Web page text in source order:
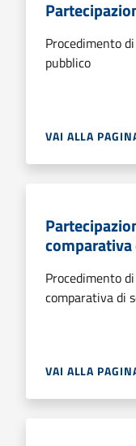
Procedimento
pubblico
VAI ALLA
Procedimento
comparativa di
VAI ALLA